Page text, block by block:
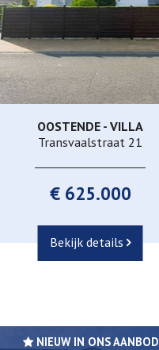
213 m² 5 2
OOSTENDE - VILLA
Transvaalstraat 21
€ 625.000
Bekijk details
NIEUW IN ONS AANBOD